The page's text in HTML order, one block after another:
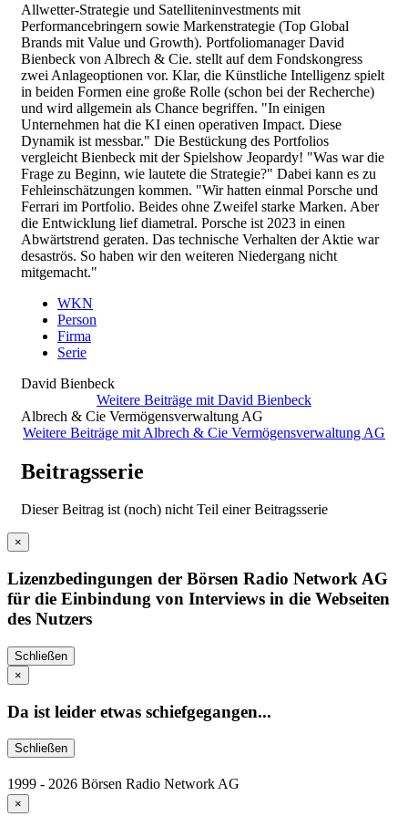
Allwetter-Strategie und Satelliteninvestments mit
Performancebringern sowie Markenstrategie (Top Global
Brands mit Value und Growth). Portfoliomanager David
Bienbeck von Albrech & Cie. stellt auf dem Fondskongress
zwei Anlageoptionen vor. Klar, die Künstliche Intelligenz spielt
in beiden Formen eine große Rolle (schon bei der Recherche)
und wird allgemein als Chance begriffen. "In einigen
Unternehmen hat die KI einen operativen Impact. Diese
Dynamik ist messbar." Die Bestückung des Portfolios
vergleicht Bienbeck mit der Spielshow Jeopardy! "Was war die
Frage zu Beginn, wie lautete die Strategie?" Dabei kann es zu
Fehleinschätzungen kommen. "Wir hatten einmal Porsche und
Ferrari im Portfolio. Beides ohne Zweifel starke Marken. Aber
die Entwicklung lief diametral. Porsche ist 2023 in einen
Abwärtstrend geraten. Das technische Verhalten der Aktie war
desaströs. So haben wir den weiteren Niedergang nicht
mitgemacht."
WKN
Person
Firma
Serie
David Bienbeck
Weitere Beiträge mit David Bienbeck
Albrech & Cie Vermögensverwaltung AG
Weitere Beiträge mit Albrech & Cie Vermögensverwaltung AG
Beitragsserie
Dieser Beitrag ist (noch) nicht Teil einer Beitragsserie
×
Lizenzbedingungen der Börsen Radio Network AG
für die Einbindung von Interviews in die Webseiten
des Nutzers
Schließen
×
Da ist leider etwas schiefgegangen...
Schließen
1999 - 2026 Börsen Radio Network AG
×